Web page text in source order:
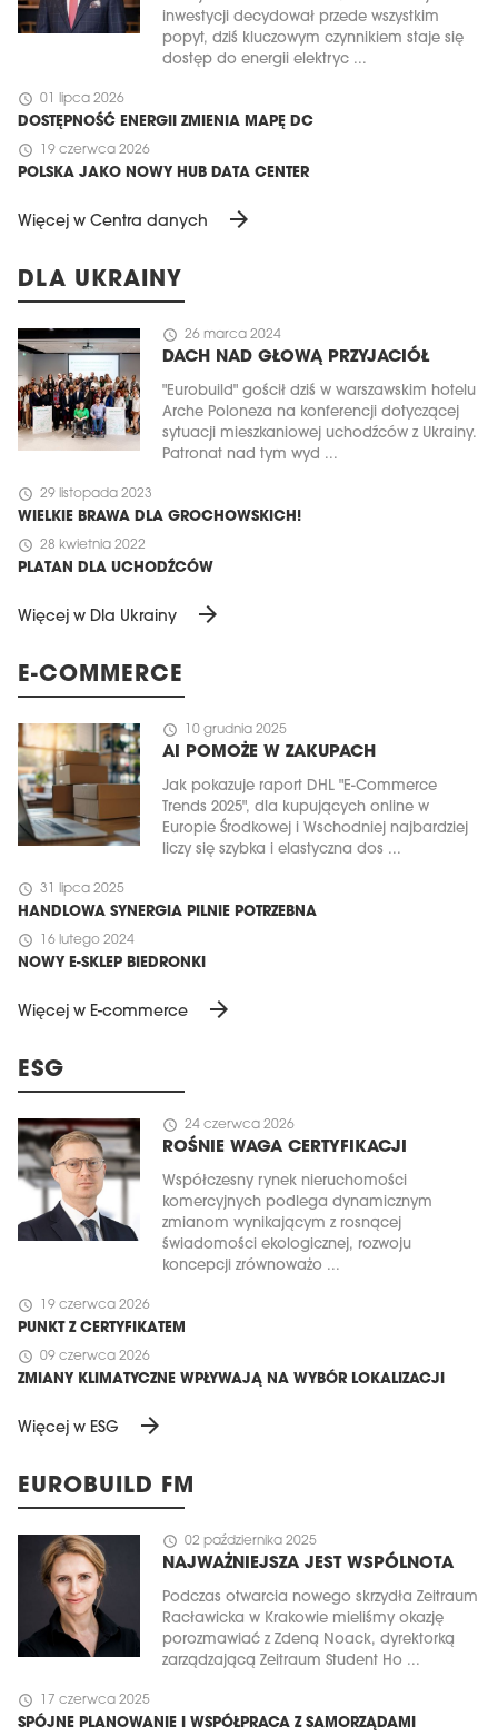
inwestycji decydował przede wszystkim
popyt, dziś kluczowym czynnikiem staje się
dostęp do energii elektryc ...
schedule 01 lipca 2026
DOSTĘPNOŚĆ ENERGII ZMIENIA MAPĘ DC
schedule 19 czerwca 2026
POLSKA JAKO NOWY HUB DATA CENTER
Więcej w Centra danych arrow_forward
DLA UKRAINY
schedule 26 marca 2024
DACH NAD GŁOWĄ PRZYJACIÓŁ
"Eurobuild" gościł dziś w warszawskim hotelu
Arche Poloneza na konferencji dotyczącej
sytuacji mieszkaniowej uchodźców z Ukrainy.
Patronat nad tym wyd ...
schedule 29 listopada 2023
WIELKIE BRAWA DLA GROCHOWSKICH!
schedule 28 kwietnia 2022
PLATAN DLA UCHODŹCÓW
Więcej w Dla Ukrainy arrow_forward
E-COMMERCE
schedule 10 grudnia 2025
AI POMOŻE W ZAKUPACH
Jak pokazuje raport DHL "E-Commerce
Trends 2025", dla kupujących online w
Europie Środkowej i Wschodniej najbardziej
liczy się szybka i elastyczna dos ...
schedule 31 lipca 2025
HANDLOWA SYNERGIA PILNIE POTRZEBNA
schedule 16 lutego 2024
NOWY E-SKLEP BIEDRONKI
Więcej w E-commerce arrow_forward
ESG
schedule 24 czerwca 2026
ROŚNIE WAGA CERTYFIKACJI
Współczesny rynek nieruchomości
komercyjnych podlega dynamicznym
zmianom wynikającym z rosnącej
świadomości ekologicznej, rozwoju
koncepcji zrównoważo ...
schedule 19 czerwca 2026
PUNKT Z CERTYFIKATEM
schedule 09 czerwca 2026
ZMIANY KLIMATYCZNE WPŁYWAJĄ NA WYBÓR LOKALIZACJI
Więcej w ESG arrow_forward
EUROBUILD FM
schedule 02 października 2025
NAJWAŻNIEJSZA JEST WSPÓLNOTA
Podczas otwarcia nowego skrzydła Zeitraum
Racławicka w Krakowie mieliśmy okazję
porozmawiać z Zdeną Noack, dyrektorką
zarządzającą Zeitraum Student Ho ...
schedule 17 czerwca 2025
SPÓJNE PLANOWANIE I WSPÓŁPRACA Z SAMORZĄDAMI